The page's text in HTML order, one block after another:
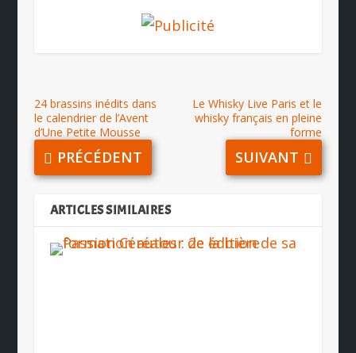
24 brassins inédits dans
le calendrier de l’Avent
d’Une Petite Mousse
PRÉCÉDENT
Le Whisky Live Paris et le
whisky français en pleine
forme
SUIVANT
ARTICLES SIMILAIRES